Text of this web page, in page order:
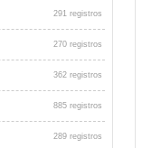
291 registros
270 registros
362 registros
885 registros
289 registros